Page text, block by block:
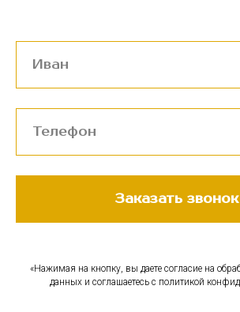
Заказать звонок
«Нажимая на кнопку, вы даете согласие на
данных и соглашаетесь c политикой